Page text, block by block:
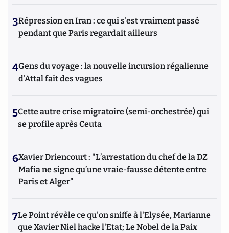
3Répression en Iran : ce qui s'est vraiment passé
pendant que Paris regardait ailleurs
4Gens du voyage : la nouvelle incursion régalienne
d'Attal fait des vagues
5Cette autre crise migratoire (semi-orchestrée) qui
se profile après Ceuta
6Xavier Driencourt : "L’arrestation du chef de la DZ
Mafia ne signe qu’une vraie-fausse détente entre
Paris et Alger"
7Le Point révèle ce qu'on sniffe à l'Elysée, Marianne
que Xavier Niel hacke l'Etat; Le Nobel de la Paix